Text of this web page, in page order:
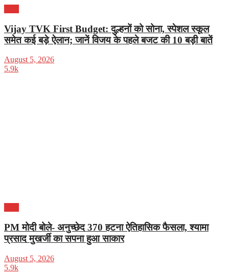
Vijay TVK First Budget: दुल्हनों को सोना, स्पेशल स्कूल
समेत कई बड़े ऐलान; जानें विजय के पहले बजट की 10 बड़ी बातें
August 5, 2026
5.9k
PM मोदी बोले- अनुच्छेद 370 हटना ऐतिहासिक फैसला, श्यामा
प्रसाद मुखर्जी का सपना हुआ साकार
August 5, 2026
5.9k